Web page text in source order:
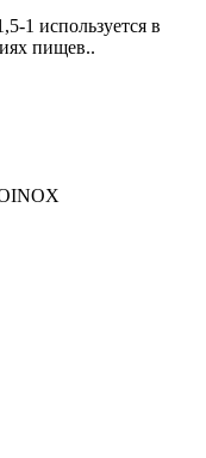
1 используется в
пищев..